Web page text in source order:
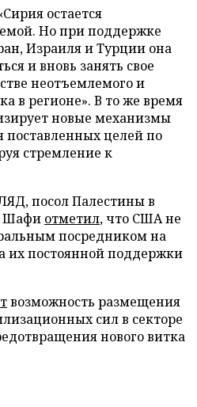
остается
Но при поддержке
Израиля и Турции она
и вновь занять свое
неотъемлемого и
в регионе». В то же время
новые механизмы
целей по
стремление к
посол Палестины в
Шафи отметил, что США не
посредником на
их постоянной поддержки
возможность размещения
сил в секторе
нового витка